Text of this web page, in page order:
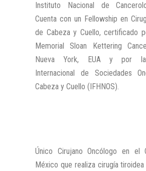
Instituto Nacional de
Cuenta con un Fellowship en
de Cabeza y Cuello, certificado
Memorial Sloan Kettering
Nueva York, EUA y por la
Internacional de Sociedades
Cabeza y Cuello (IFHNOS).
Único Cirujano Oncólogo en el
México que realiza cirugía